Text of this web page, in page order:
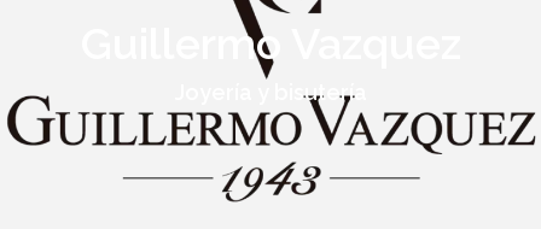
Guillermo Vazquez
Joyería y bisutería